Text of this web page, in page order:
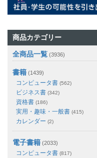
商品カテゴリー
全商品一覧 (3936)
書籍 (1439)
コンピュータ書 (562)
ビジネス書 (342)
資格書 (186)
実用・趣味・一般書 (415)
カレンダー (2)
電子書籍 (2033)
コンピュータ書 (817)